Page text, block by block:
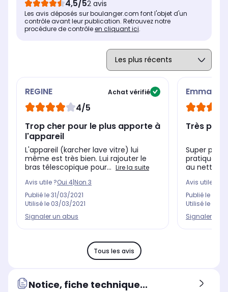
4,5/52 avis
Les avis déposés sur boulanger.com font l'objet d'un
contrôle avant leur publication. Retrouvez notre
procédure de contrôleen cliquant ici.
REGINE Achat vérifié
4/5
Trop cher pour le plus apporte à
l'appareil
L'appareil (karcher lave vitre) lui
même est très bien. Lui rajouter le
bras télescopique pour... Lire la suite
Avis utile ?Oui 4Non 3
Publié le31/03/2021
Utilisé le 03/03/2021
Signaler un abus
Très
Super pour
pratique le
au
Avis utile ?
Publié le
Utilisé le
Signaler un
Tous les avis
Notice, fiche technique...